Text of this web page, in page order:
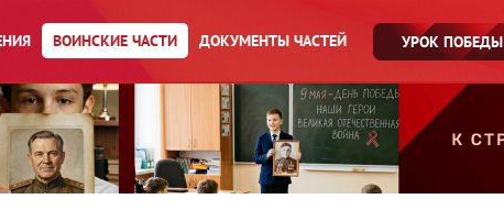
ВОИНСКИЕ ЧАСТИ ДОКУМЕНТЫ ЧАСТЕЙ УРОК ПОБЕДЫ